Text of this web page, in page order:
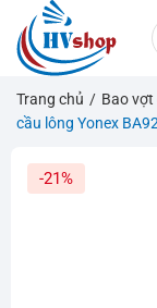
qua
nội
dungTrang chủ / Bao vợt
cầu lông Yonex
-21%